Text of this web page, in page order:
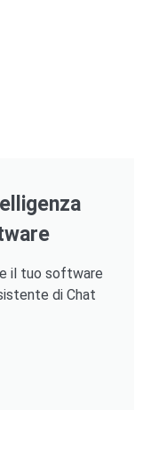
il tuo software
di Chat